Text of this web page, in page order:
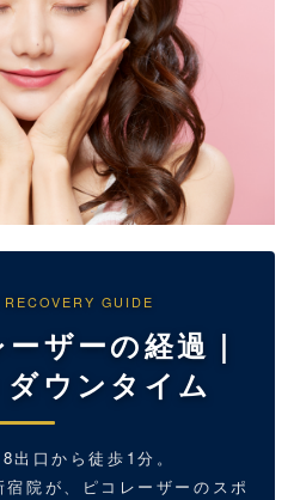
GUIDE
ザーの経過｜
ウンタイム
出口から徒歩1分。
院が、ピコレーザーのスポ